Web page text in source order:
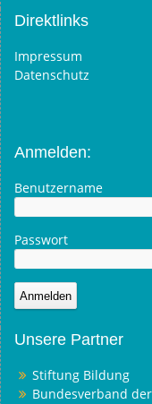
Direktlinks
Impressum
Datenschutz
Anmelden:
Benutzername
Passwort
Unsere Partner
Stiftung Bildung
Bundesverband